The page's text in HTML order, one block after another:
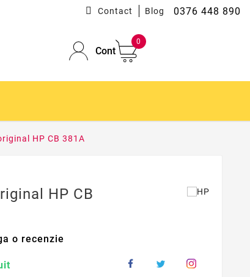
0376 448 890
Contact Blog
Cont
0
HP CB 381A
HP CB
o recenzie